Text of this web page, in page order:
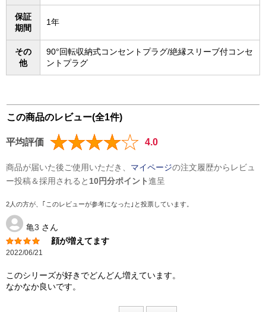
保証
期間
1年
その
他
90°回転収納式コンセントプラグ/絶縁スリーブ付コンセ
ントプラグ
この商品のレビュー(全1件)
平均評価 4.0
商品が届いた後ご使用いただき、 マイページの注文履歴からレビュ
ー投稿＆採用されると 10円分ポイント進呈
2人の方が、｢このレビューが参考になった｣と投票しています。
亀3 さん
顔が増えてます
2022/06/21
このシリーズが好きでどんどん増えています。
なかなか良いです。